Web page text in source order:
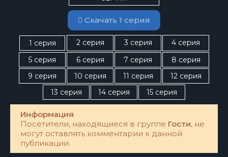
Скачать 1 серия
1 серия 2 серия 3 серия
4 серия
5 серия
6 серия 7 серия
8 серия
9 серия
10 серия 11 серия
12 серия
13 серия
14 серия 15 серия
Информация
Посетители, находящиеся в группе Гости, не
могут оставлять комментарии к данной
публикации.